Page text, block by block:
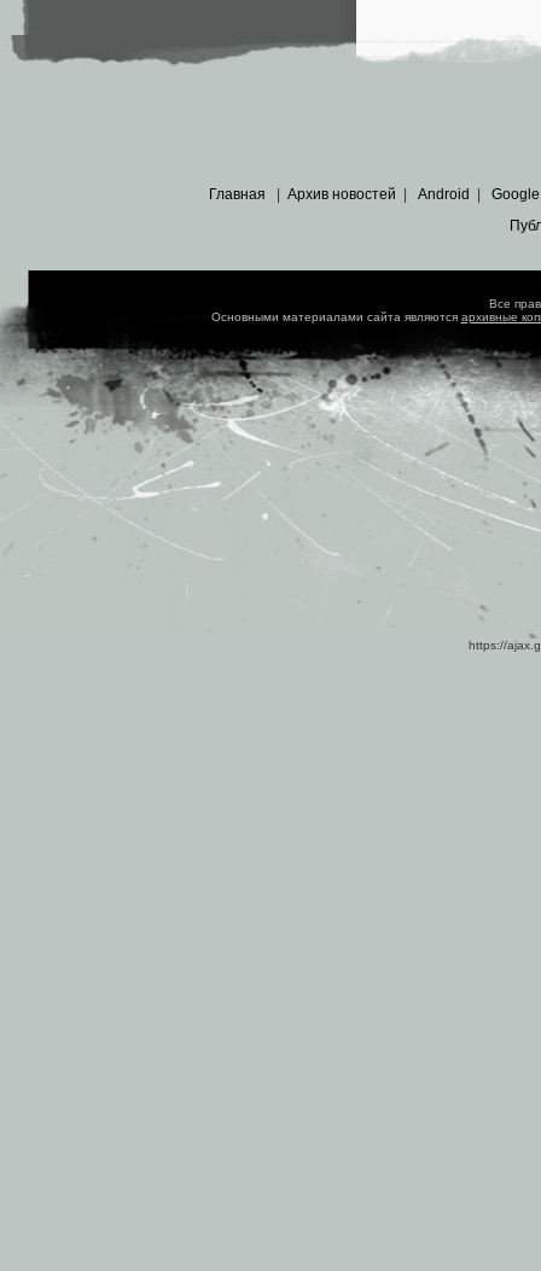
Главная Архив новостей Android Google
Все
Основными материалами сайта являются архивные
https://